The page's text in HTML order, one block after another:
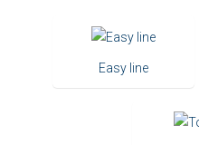
Easy line